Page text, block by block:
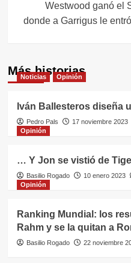
Westwood ganó el
donde a Garrigus le
Más historias
Noticias Opinión
Iván Ballesteros diseña
Pedro Pals 17 noviembre 2023
Opinión
… Y Jon se vistió de
Basilio Rogado 10 enero 2023
Opinión
Ranking Mundial: los
Rahm y se la quitan a
Basilio Rogado 22 noviembre